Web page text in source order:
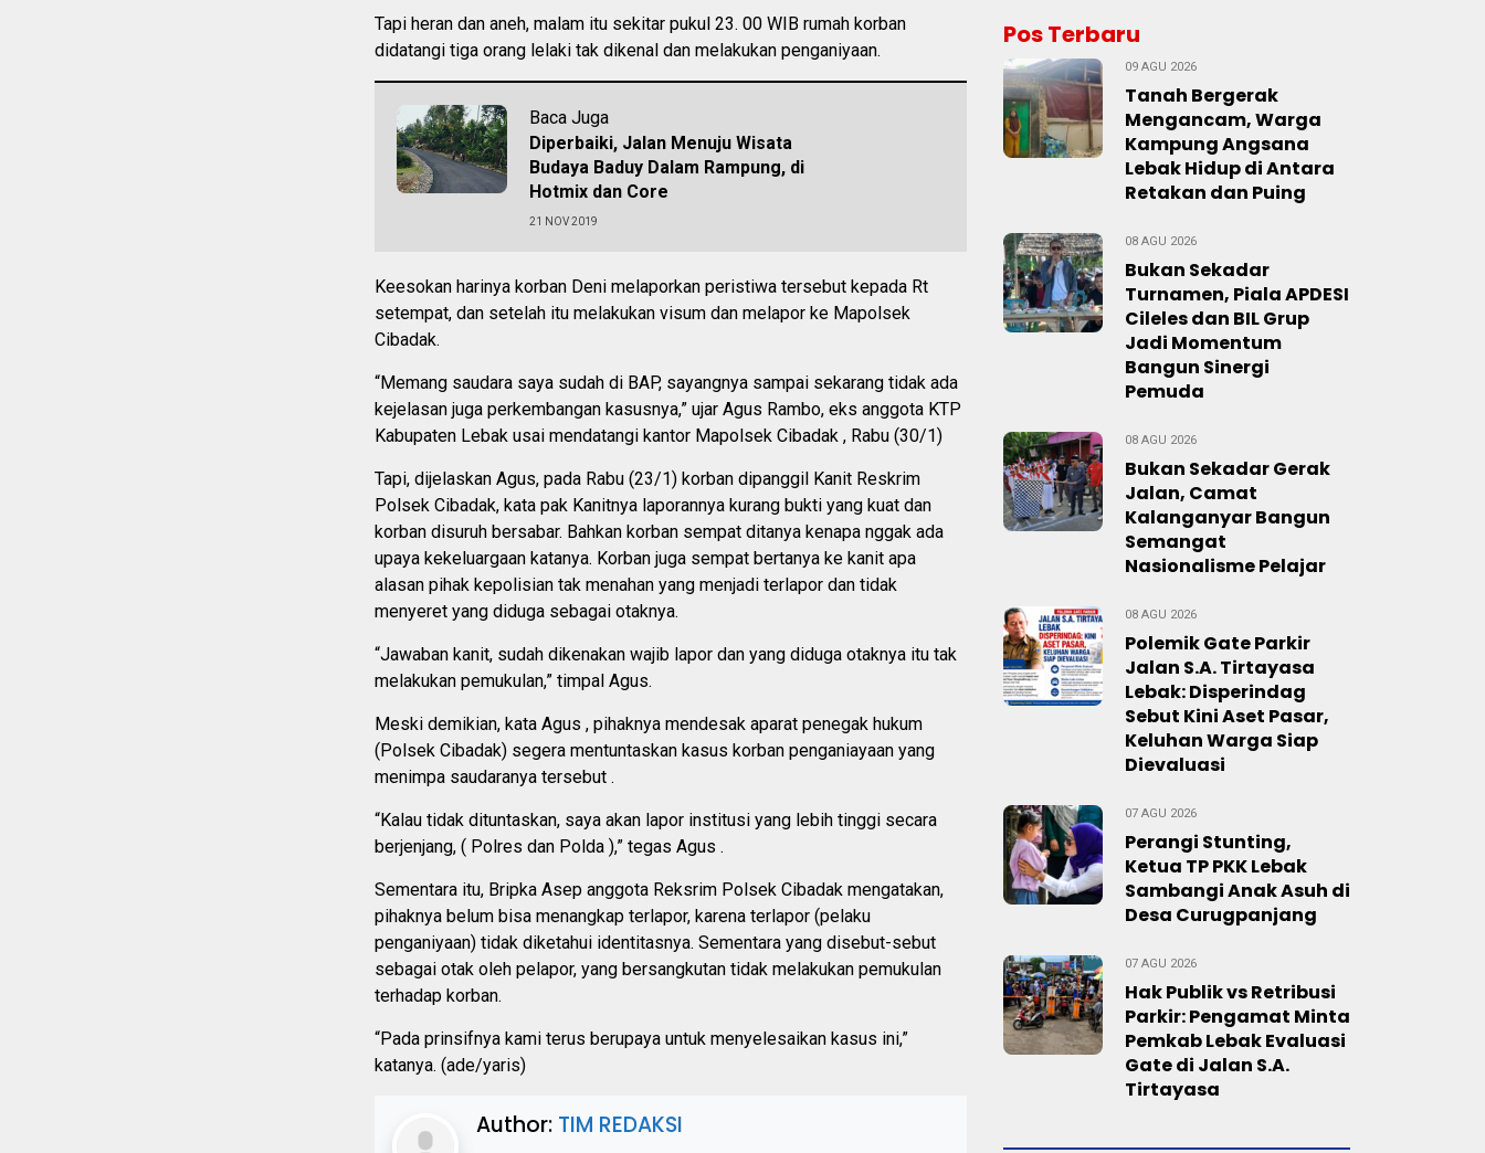
Tapi heran dan aneh, malam itu sekitar pukul 23. 00 WIB rumah korban
didatangi tiga orang lelaki tak dikenal dan melakukan penganiyaan.
Baca Juga
Diperbaiki, Jalan Menuju Wisata
Budaya Baduy Dalam Rampung, di
Hotmix dan Core
21 NOV 2019
Keesokan harinya korban Deni melaporkan peristiwa tersebut kepada Rt
setempat, dan setelah itu melakukan visum dan melapor ke Mapolsek
Cibadak.
“Memang saudara saya sudah di BAP, sayangnya sampai sekarang tidak ada
kejelasan juga perkembangan kasusnya,” ujar Agus Rambo, eks anggota KTP
Kabupaten Lebak usai mendatangi kantor Mapolsek Cibadak , Rabu (30/1)
Tapi, dijelaskan Agus, pada Rabu (23/1) korban dipanggil Kanit Reskrim
Polsek Cibadak, kata pak Kanitnya laporannya kurang bukti yang kuat dan
korban disuruh bersabar. Bahkan korban sempat ditanya kenapa nggak ada
upaya kekeluargaan katanya. Korban juga sempat bertanya ke kanit apa
alasan pihak kepolisian tak menahan yang menjadi terlapor dan tidak
menyeret yang diduga sebagai otaknya.
“Jawaban kanit, sudah dikenakan wajib lapor dan yang diduga otaknya itu tak
melakukan pemukulan,” timpal Agus.
Meski demikian, kata Agus , pihaknya mendesak aparat penegak hukum
(Polsek Cibadak) segera mentuntaskan kasus korban penganiayaan yang
menimpa saudaranya tersebut .
“Kalau tidak dituntaskan, saya akan lapor institusi yang lebih tinggi secara
berjenjang, ( Polres dan Polda ),” tegas Agus .
Sementara itu, Bripka Asep anggota Reksrim Polsek Cibadak mengatakan,
pihaknya belum bisa menangkap terlapor, karena terlapor (pelaku
penganiyaan) tidak diketahui identitasnya. Sementara yang disebut-sebut
sebagai otak oleh pelapor, yang bersangkutan tidak melakukan pemukulan
terhadap korban.
“Pada prinsifnya kami terus berupaya untuk menyelesaikan kasus ini,”
katanya. (ade/yaris)
Author: TIM REDAKSI
Pos Terbaru
09 AGU 2026
Tanah Bergerak
Mengancam, Warga
Kampung Angsana
Lebak Hidup di Antara
Retakan dan Puing
08 AGU 2026
Bukan Sekadar
Turnamen, Piala APDESI
Cileles dan BIL Grup
Jadi Momentum
Bangun Sinergi
Pemuda
08 AGU 2026
Bukan Sekadar Gerak
Jalan, Camat
Kalanganyar Bangun
Semangat
Nasionalisme Pelajar
08 AGU 2026
Polemik Gate Parkir
Jalan S.A. Tirtayasa
Lebak: Disperindag
Sebut Kini Aset Pasar,
Keluhan Warga Siap
Dievaluasi
07 AGU 2026
Perangi Stunting,
Ketua TP PKK Lebak
Sambangi Anak Asuh di
Desa Curugpanjang
07 AGU 2026
Hak Publik vs Retribusi
Parkir: Pengamat Minta
Pemkab Lebak Evaluasi
Gate di Jalan S.A.
Tirtayasa